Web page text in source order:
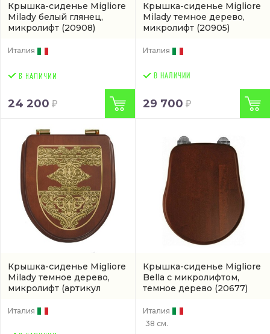
Крышка-сиденье Migliore
Milady белый глянец,
микролифт (20908)
Италия
24 200
Крышка-сиденье Migliore
Milady темное дерево,
микролифт (20905)
Италия
В НАЛИЧИИ
29 700
Крышка-сиденье Migliore
Milady темное дерево,
микролифт (артикул
Италия
Крышка-сиденье Migliore
Bella с микролифтом,
темное дерево (20677)
Италия
38 см.